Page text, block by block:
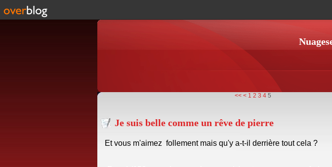
<< < 1 2 3 4 5
Je suis belle comme un rêve de pierre
Et vous m'aimez follement mais qu'y a-t-il derrière tout cela ?